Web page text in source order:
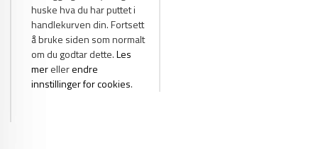
huske hva du har puttet i
handlekurven din. Fortsett
å bruke siden som normalt
om du godtar dette.Les
merellerendre
innstillinger for cookies.